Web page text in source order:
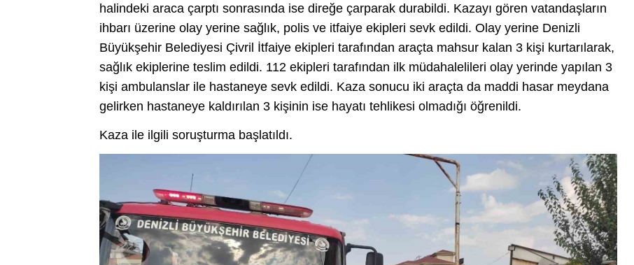
halindeki araca çarptı sonrasında ise direğe çarparak durabildi. Kazayı gören vatandaşların
ihbarı üzerine olay yerine sağlık, polis ve itfaiye ekipleri sevk edildi. Olay yerine Denizli
Büyükşehir Belediyesi Çivril İtfaiye ekipleri tarafından araçta mahsur kalan 3 kişi kurtarılarak,
sağlık ekiplerine teslim edildi. 112 ekipleri tarafından ilk müdahalelileri olay yerinde yapılan 3
kişi ambulanslar ile hastaneye sevk edildi. Kaza sonucu iki araçta da maddi hasar meydana
gelirken hastaneye kaldırılan 3 kişinin ise hayatı tehlikesi olmadığı öğrenildi.
Kaza ile ilgili soruşturma başlatıldı.